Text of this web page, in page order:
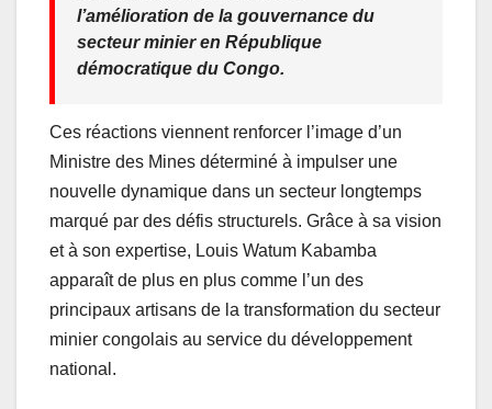
l’amélioration de la gouvernance du
secteur minier en République
démocratique du Congo.
Ces réactions viennent renforcer l’image d’un
Ministre des Mines déterminé à impulser une
nouvelle dynamique dans un secteur longtemps
marqué par des défis structurels. Grâce à sa vision
et à son expertise, Louis Watum Kabamba
apparaît de plus en plus comme l’un des
principaux artisans de la transformation du secteur
minier congolais au service du développement
national.